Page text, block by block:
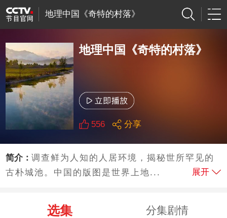
地理中国《奇特的村落》
地理中国《奇特的村落》
556 分享
简介：调查鲜为人知的人居环境，揭秘世所罕见的
古朴城池。中国的版图是世界上地...
展开
选集 分集剧情